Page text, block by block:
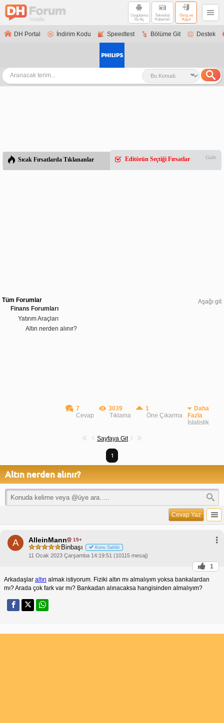
Uygulama
ile Aç
Teknoloji
Haberleri
Giriş ve
Kayıt
DH Portal İndirim Kodu Speedtest Bölüme Git Destek
Sıcak Fırsatlarda Tıklananlar Editörün Seçtiği Fırsatlar Gizle
Aşağı git
Tüm Forumlar
Finans Forumları
Yatırım Araçları
Altın nerden alınır?
7
Cevap
3039
Tıklama
1
Öne Çıkarma
Daha
Fazla
İstatistik
Sayfaya Git
1
Altın nerden alınır?
Cevap Yaz
A AlleinMann 15+
Binbaşı Konu Sahibi
11 Ocak 2023 Çarşamba 14:19:51 (10115 mesaj)
1
Arkadaşlar altın almak istiyorum. Fiziki altın mı almalıyım yoksa bankalardan
mı? Arada çok fark var mı? Bankadan alınacaksa hangisinden almalıyım?